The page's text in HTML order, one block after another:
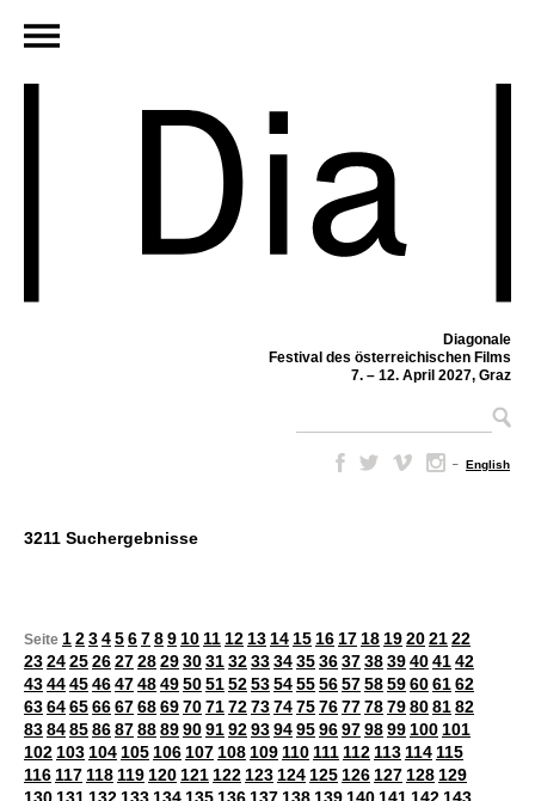
Diagonale
Festival des österreichischen Films
7. – 12. April 2027, Graz
– English
3211 Suchergebnisse
Seite 123456789 10 11 12 13 14 15 16 17 18 19202122
2324252627282930313233343536373839404142
4344454647484950515253545556575859606162
6364656667686970717273747576777879808182
8384858687888990919293949596979899 100 101
102 103 104 105 106 107 108 109 110 111 112 113 114 115
116 117 118 119 120 121 122 123 124 125 126 127 128 129